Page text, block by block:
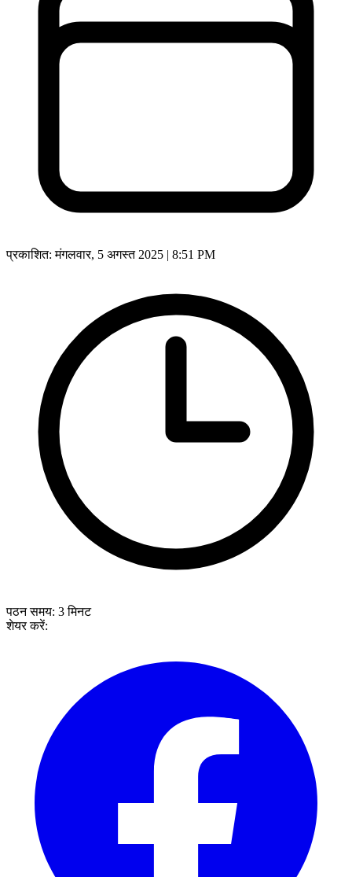
प्रकाशित:मंगलवार, 5 अगस्त 2025 | 8:51 PM
पठन समय: 3मिनट
शेयर करें: